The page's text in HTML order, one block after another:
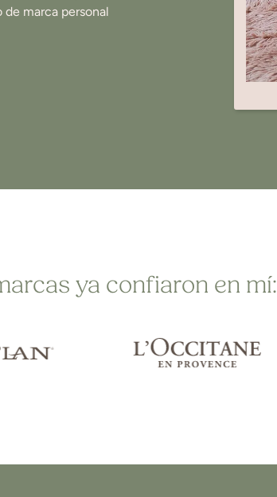
marca personal
ya confiaron en mí: